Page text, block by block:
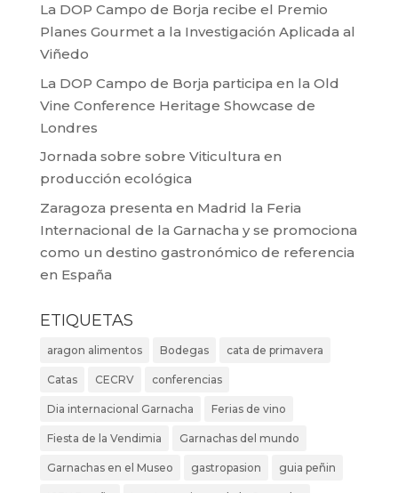
La DOP Campo de Borja recibe el Premio
Planes Gourmet a la Investigación Aplicada al
Viñedo
La DOP Campo de Borja participa en la Old
Vine Conference Heritage Showcase de
Londres
Jornada sobre sobre Viticultura en
producción ecológica
Zaragoza presenta en Madrid la Feria
Internacional de la Garnacha y se promociona
como un destino gastronómico de referencia
en España
ETIQUETAS
aragon alimentos Bodegas cata de primavera
Catas CECRV conferencias
Dia internacional Garnacha Ferias de vino
Fiesta de la Vendimia Garnachas del mundo
Garnachas en el Museo gastropasion guia peñin